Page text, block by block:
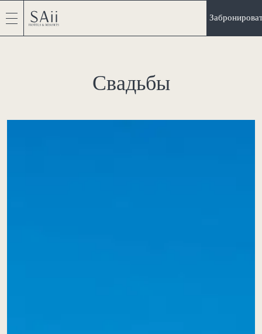
Свадьбы